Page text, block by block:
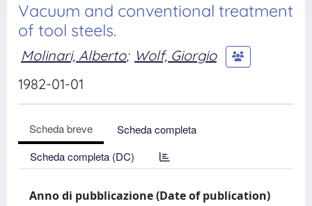
Vacuum and conventional treatment
of tool steels.
Molinari, Alberto; Wolf, Giorgio
1982-01-01
Scheda breve
Scheda completa
Scheda completa (DC)
Anno di pubblicazione (Date of publication)